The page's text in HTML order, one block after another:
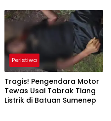
Terungkap
Peristiwa
Tragis! Pengendara Motor
Tewas Usai Tabrak Tiang
Listrik di Batuan Sumenep